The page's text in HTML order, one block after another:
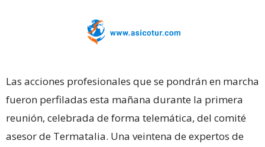
Las acciones profesionales que se pondrán en marcha
fueron perfiladas esta mañana durante la primera
reunión, celebrada de forma telemática, del comité
asesor de Termatalia. Una veintena de expertos de